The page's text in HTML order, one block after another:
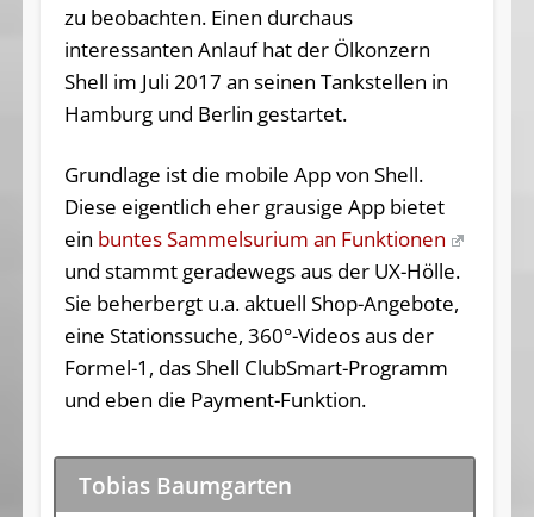
zu beobachten. Einen durchaus
interessanten Anlauf hat der Ölkonzern
Shell im Juli 2017 an seinen Tankstellen in
Hamburg und Berlin gestartet.
Grundlage ist die mobile App von Shell.
Diese eigentlich eher grausige App bietet
ein buntes Sammelsurium an Funktionen
und stammt geradewegs aus der UX-Hölle.
Sie beherbergt u.a. aktuell Shop-Angebote,
eine Stationssuche, 360°-Videos aus der
Formel-1, das Shell ClubSmart-Programm
und eben die Payment-Funktion.
Tobias Baumgarten